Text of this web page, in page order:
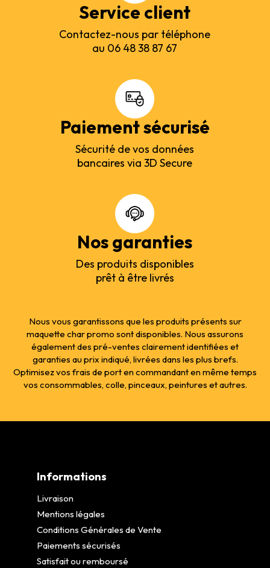
Service client
Contactez-nous par téléphone
au 06 48 38 87 67
Paiement sécurisé
Sécurité de vos données
bancaires via 3D Secure
Nos garanties
Des produits disponibles
prêt à être livrés
Nous vous garantissons que les produits présents sur
maquette char promo sont disponibles. Nous assurons
également des pré-ventes clairement identifiées et
garanties au prix indiqué, livrées dans les plus brefs.
Optimisez vos frais de port en commandant en même temps
vos consommables, colle, pinceaux, peintures et autres.
Informations
Livraison
Mentions légales
Conditions Générales de Vente
Paiements sécurisés
Satisfait ou remboursé